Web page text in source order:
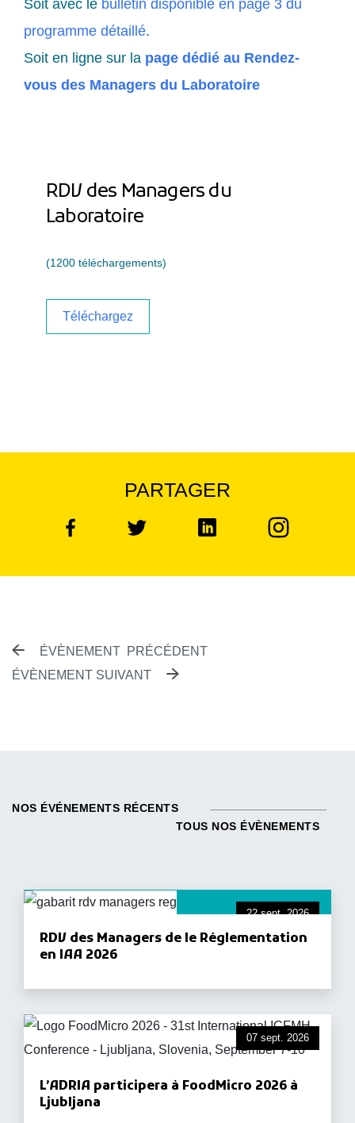
Soit avec le bulletin disponible en page 3 du
programme détaillé.
Soit en ligne sur la page dédié au Rendez-
vous des Managers du Laboratoire
RDV des Managers du
Laboratoire
(1200 téléchargements)
Téléchargez
PARTAGER
NAVIGATION DES
ÉVÈNEMENT PRÉCÉDENT
ÉVÈNEMENT SUIVANT
NOS ÉVÉNEMENTS RÉCENTS
TOUS NOS ÉVÈNEMENTS
22 sept. 2026
RDV des Managers de le Réglementation
en IAA 2026
07 sept. 2026
L’ADRIA participera à FoodMicro 2026 à
Ljubljana